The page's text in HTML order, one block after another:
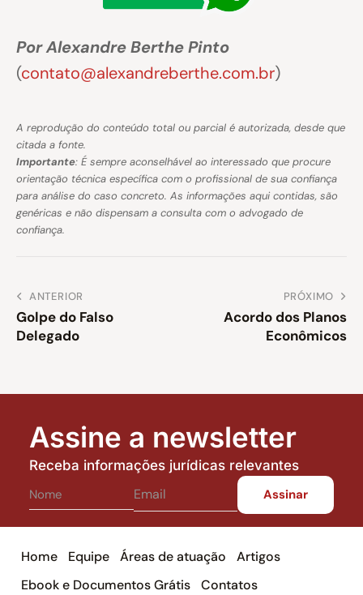
Por Alexandre Berthe Pinto
(contato@alexandreberthe.com.br)
A reprodução do conteúdo total ou parcial é autorizada, desde que
citada a fonte.
Importante: É sempre aconselhável ao interessado que procure
orientação técnica específica com o profissional de sua confiança
para análise do caso concreto. As informações aqui contidas, são
genéricas e não dispensam a consulta com o advogado de
confiança.
ANTERIOR
Golpe do Falso
Delegado
PRÓXIMO
Acordo dos Planos
Econômicos
Assine a newsletter
Receba informações jurídicas relevantes
Home Equipe Áreas de atuação
Artigos
Ebook e Documentos Grátis
Contatos